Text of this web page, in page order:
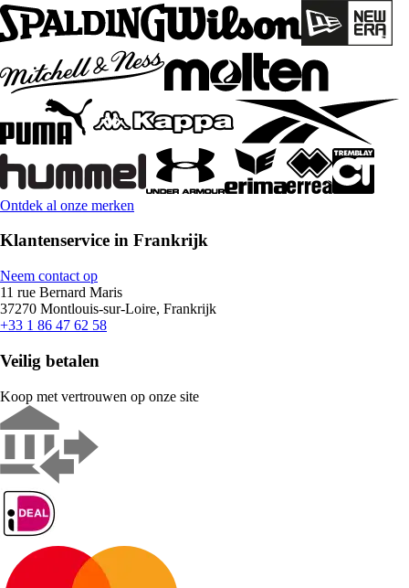
Ontdek al onze merken
Klantenservice in Frankrijk
Neem contact op
11 rue Bernard Maris
37270 Montlouis-sur-Loire, Frankrijk
+33 1 86 47 62 58
Veilig betalen
Koop met vertrouwen op onze site